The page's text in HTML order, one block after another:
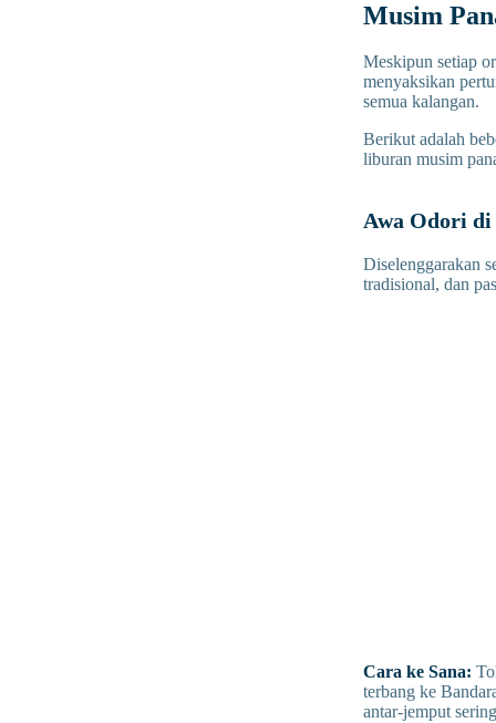
Musim
Meskipun setiap
menyaksikan
semua kalangan.
Berikut adalah
liburan musim
Awa Odori di
Diselenggarakan
tradisional, dan
Cara ke Sana:
terbang ke
antar-jemput